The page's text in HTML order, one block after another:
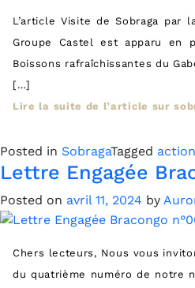
L’article Visite de Sobraga par
Groupe Castel est apparu en
Boissons rafraîchissantes du
[…]
Lire la suite de l’article sur
Posted in SobragaTagged
Lettre Engagée
Posted on avril 11, 2024 by
Chers lecteurs, Nous vous
du quatrième numéro de notre